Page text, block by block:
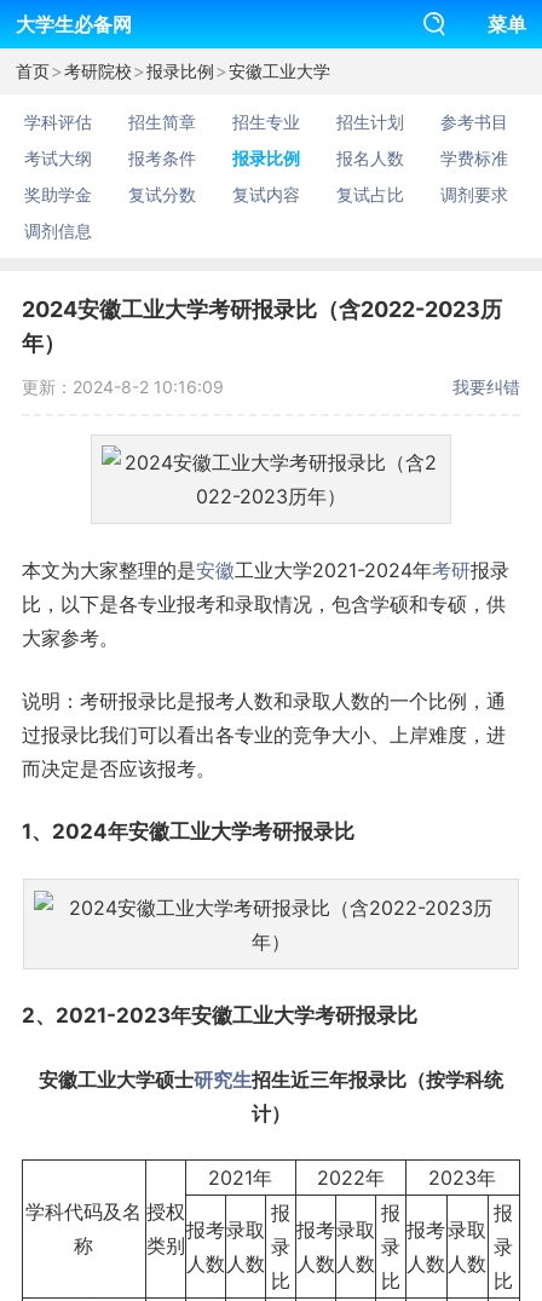
大学生必备网 菜单
首页>考研院校>报录比例>安徽工业大学
学科评估 招生简章 招生专业 招生计划
参考书目
考试大纲
报考条件 报录比例 报名人数
学费标准
奖助学金
复试分数 复试内容 复试占比
调剂要求
调剂信息
2024安徽工业大学考研报录比（含2022-2023历
年）
更新：2024-8-2 10:16:09 我要纠错
本文为大家整理的是安徽工业大学2021-2024年考研报录
比，以下是各专业报考和录取情况，包含学硕和专硕，供
大家参考。
说明：考研报录比是报考人数和录取人数的一个比例，通
过报录比我们可以看出各专业的竞争大小、上岸难度，进
而决定是否应该报考。
1、2024年安徽工业大学考研报录比
2、2021-2023年安徽工业大学考研报录比
安徽工业大学硕士研究生招生近三年报录比（按学科统
计）
学科代码及名
称
授权
类别
2021年 2022年 2023年
报考
人数
录取
人数
报
录
比
报考
人数
录取
人数
报
录
比
报考
人数
录取
人数
报
录
比